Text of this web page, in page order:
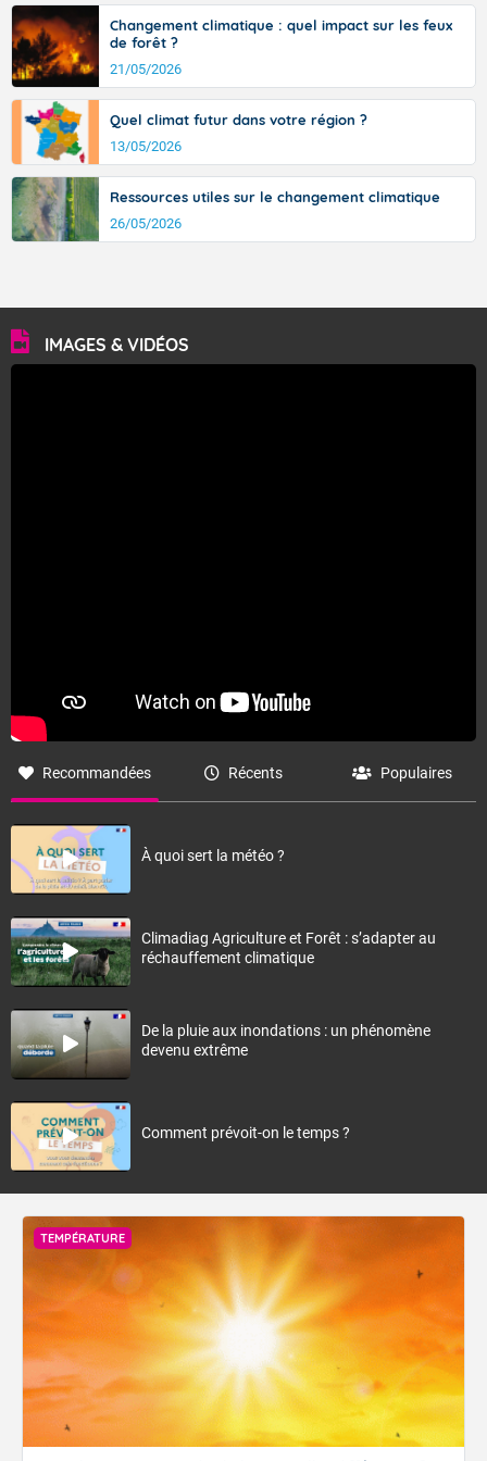
Changement climatique : quel impact sur les feux
de forêt ?
21/05/2026
Quel climat futur dans votre région ?
13/05/2026
Ressources utiles sur le changement climatique
26/05/2026
IMAGES & VIDÉOS
Recommandées Récents Populaires
À quoi sert la météo ?
Climadiag Agriculture et Forêt : s’adapter au
réchauffement climatique
De la pluie aux inondations : un phénomène
devenu extrême
Comment prévoit-on le temps ?
TEMPÉRATURE